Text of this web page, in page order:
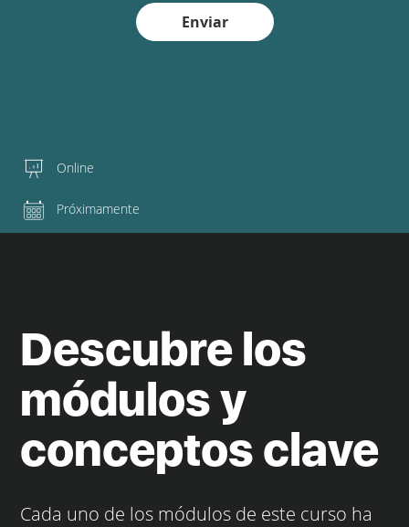
Enviar
Online
Próximamente
Descubre los
módulos y
conceptos clave
Cada uno de los módulos de este curso ha